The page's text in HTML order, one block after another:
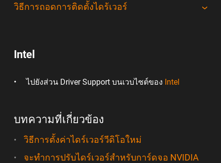
วิธีการถอดการติดตั้งไดร้เวอร์
Intel
ไปยังส่วน Driver Support บนเวบไซต์ของ Intel
บทความที่เกี่ยวข้อง
วิธีการตั้งค่าไดร์เวอร์วีดิโอใหม่
จะทำการปรับไดร์เวอร์สำหรับการ์ดจอ NVIDIA